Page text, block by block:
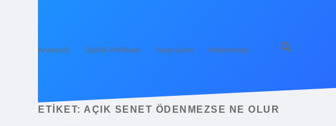
Anasayfa Gizlilik Politikası Yasal Uyarı Hakkımızda
ETIKET: AÇIK SENET ÖDENMEZSE NE OLUR